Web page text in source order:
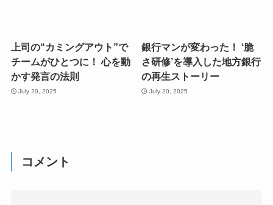
上司の“カミングアウト”で
チームがひとつに！ 心を動
かす発言の法則
July 20, 2025
銀行マンが変わった！ ‘脆
さ研修’を導入した地方銀行
の再生ストーリー
July 20, 2025
コメント